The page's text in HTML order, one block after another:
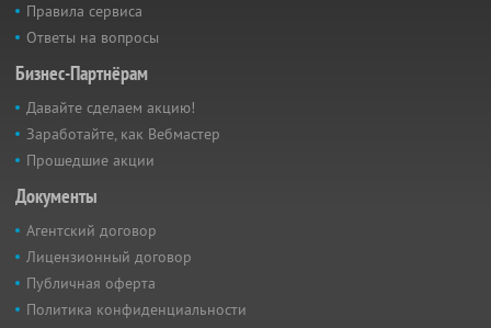
Правила сервиса
Ответы на вопросы
Бизнес-Партнёрам
Давайте сделаем акцию!
Заработайте, как Вебмастер
Прошедшие акции
Документы
Агентский договор
Лицензионный договор
Публичная оферта
Политика конфиденциальности